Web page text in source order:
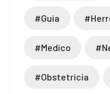
#guia
#medico
#obstetricia